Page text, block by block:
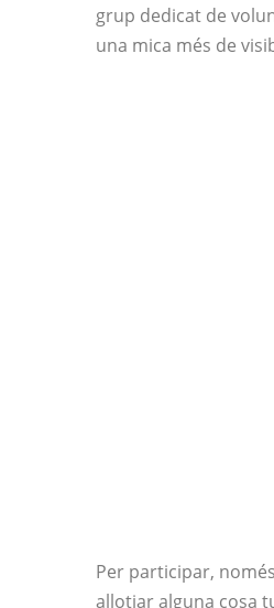
grup dedicat de
una mica més de
Per participar,
allotjar alguna cosa